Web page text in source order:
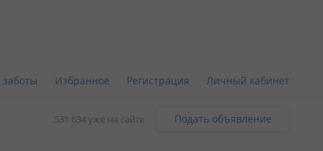
Избранное Регистрация Личный кабинет
531 634 уже на сайте Подать объявление